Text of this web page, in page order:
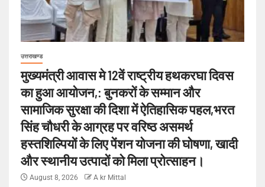
उत्तराखण्ड
मुख्यमंत्री आवास मे 12वें राष्ट्रीय हथकरघा दिवस
का हुआ आयोजन,: बुनकरों के सम्मान और
सामाजिक सुरक्षा की दिशा में ऐतिहासिक पहल,भरत
सिंह चौधरी के आग्रह पर वरिष्ठ असमर्थ
हस्तशिल्पियों के लिए पेंशन योजना की घोषणा, खादी
और स्थानीय उत्पादों को मिला प्रोत्साहन।
August 8, 2026 A kr Mittal